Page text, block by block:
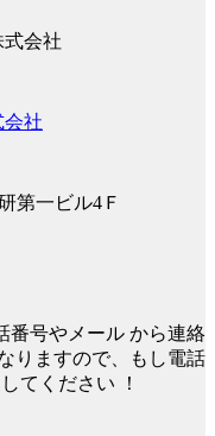
会社
第一ビル4Ｆ
番号やメール から連絡
りますので、もし電話
てください ！